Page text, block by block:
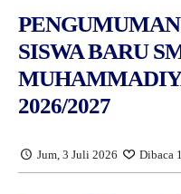
SISWA BARU
2026/2027
Jum, 3 Juli 2026 Dibaca